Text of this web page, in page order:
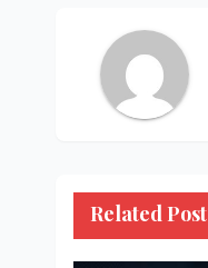
Related Post